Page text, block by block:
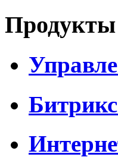
Продукты